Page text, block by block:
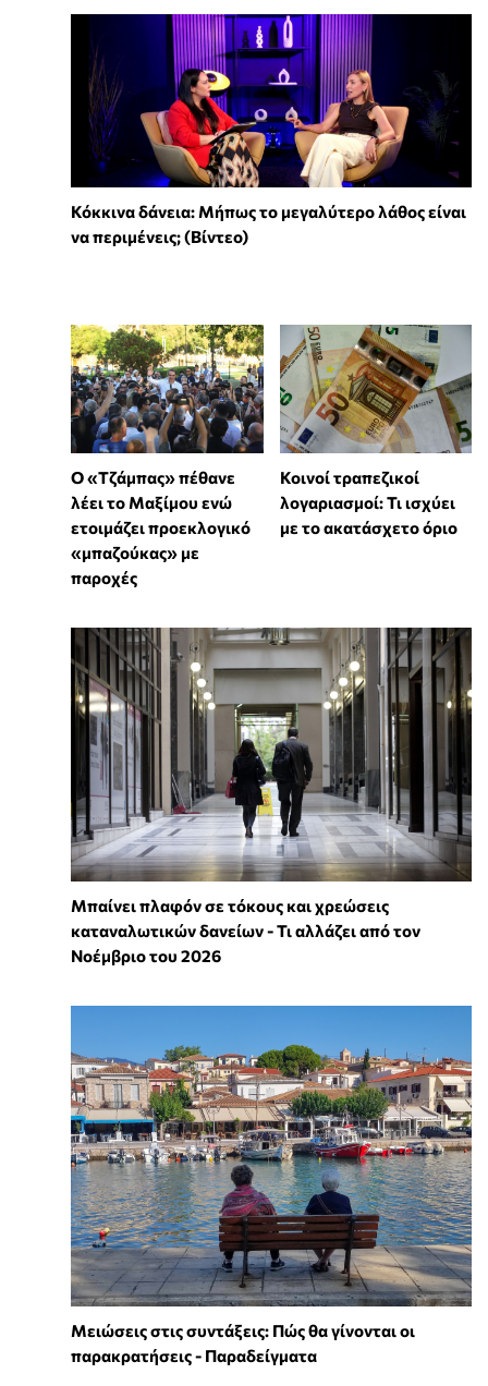
Κόκκινα δάνεια: Μήπως το μεγαλύτερο λάθος είναι
να περιμένεις; (Βίντεο)
Ο «Τζάμπας» πέθανε
λέει το Μαξίμου ενώ
ετοιμάζει προεκλογικό
«μπαζούκας» με
παροχές
Κοινοί τραπεζικοί
λογαριασμοί: Τι ισχύει
με το ακατάσχετο όριο
Μπαίνει πλαφόν σε τόκους και χρεώσεις
καταναλωτικών δανείων - Τι αλλάζει από τον
Νοέμβριο του 2026
Μειώσεις στις συντάξεις: Πώς θα γίνονται οι
παρακρατήσεις - Παραδείγματα